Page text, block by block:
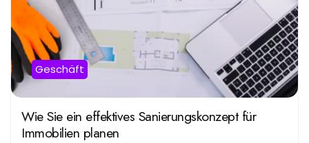
Geschäft
Wie Sie ein effektives Sanierungskonzept für
Immobilien planen